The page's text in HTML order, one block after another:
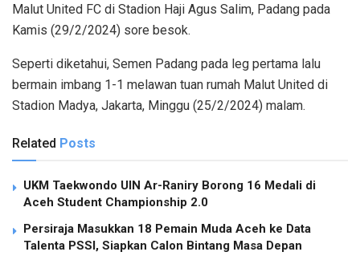
Malut United FC di Stadion Haji Agus Salim, Padang pada
Kamis (29/2/2024) sore besok.
Seperti diketahui, Semen Padang pada leg pertama lalu
bermain imbang 1-1 melawan tuan rumah Malut United di
Stadion Madya, Jakarta, Minggu (25/2/2024) malam.
Related Posts
UKM Taekwondo UIN Ar-Raniry Borong 16 Medali di
Aceh Student Championship 2.0
Persiraja Masukkan 18 Pemain Muda Aceh ke Data
Talenta PSSI, Siapkan Calon Bintang Masa Depan